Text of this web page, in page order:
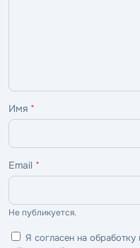
Имя *
Email *
Не публикуется.
Я согласен на